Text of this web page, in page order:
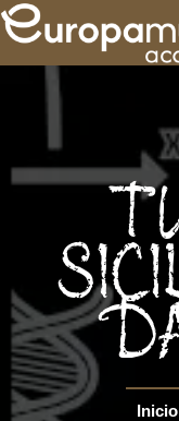
Inicio